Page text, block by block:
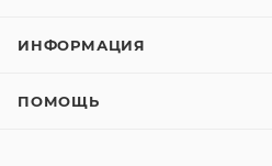
ИНФОРМАЦИЯ
ПОМОЩЬ